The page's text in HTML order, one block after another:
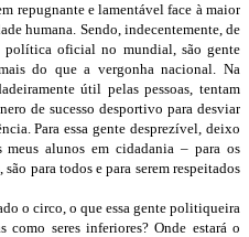
repugnante e lamentável face à maior
humana. Sendo, indecentemente, de
política oficial no mundial, são gente
do que a vergonha nacional. Na
útil pelas pessoas, tentam
de sucesso desportivo para desviar
Para essa gente desprezível, deixo
alunos em cidadania – para os
para todos e para serem respeitados
o circo, o que essa gente politiqueira
como seres inferiores? Onde estará o